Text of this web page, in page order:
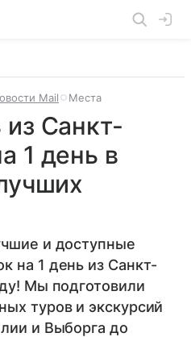
Mail Места
из Санкт-
1 день в
и доступные
на 1 день из Санкт-
Мы подготовили
туров и экскурсий
и Выборга до